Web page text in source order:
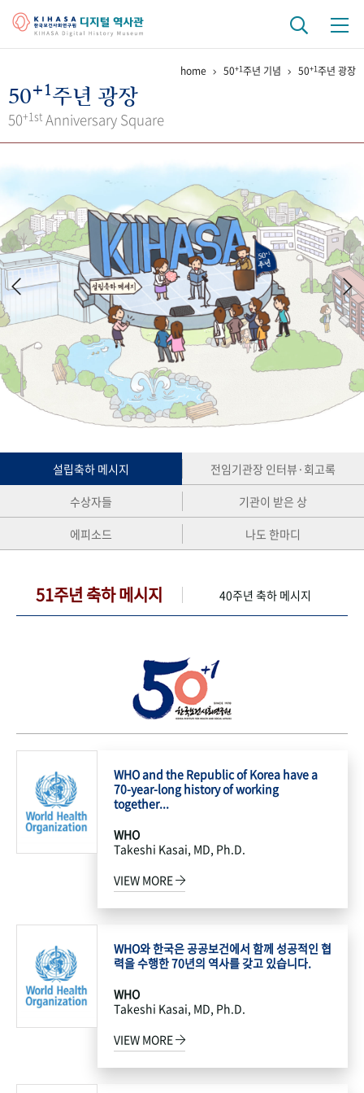
걸어온 길 기관 변천사
키워드로 보는 연구 역사
연구자들
간행물 변천사
기록물 아카이브
사진 아카이브 문서 기록물 행정박물 영상 기록물
50+1 주년 기념
성과 50선 숫자로 보는 50년 50
주년 광장
세계와 함께 한 KIHASA
VR 역사관
home 50+1주년 기념 50+1주년 광장
50+1주년 광장
50+1st Anniversary Square
설립축하 메시지
전임기관장 인터뷰·회고록
수상자들
기관이 받은 상
에피소드
나도 한마디
51주년 축하 메시지 40주년 축하 메시지
WHO and the Republic of Korea have a
70-year-long history of working
together...
WHO
Takeshi Kasai, MD, Ph.D.
VIEW MORE
WHO와 한국은 공공보건에서 함께 성공적인 협
력을 수행한 70년의 역사를 갖고 있습니다.
WHO
Takeshi Kasai, MD, Ph.D.
VIEW MORE